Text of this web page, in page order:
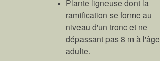
Plante ligneuse dont la
ramification se forme au
niveau d'un tronc et ne
dépassant pas 8 m à l'âge
adulte.